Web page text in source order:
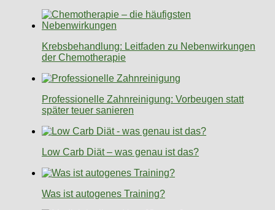
Krebsbehandlung: Leitfaden zu Nebenwirkungen
der Chemotherapie
Professionelle Zahnreinigung: Vorbeugen statt
später teuer sanieren
Low Carb Diät – was genau ist das?
Was ist autogenes Training?